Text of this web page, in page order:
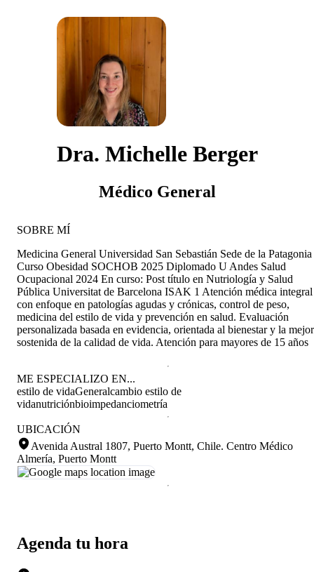
Dra. Michelle Berger
Médico General
Agenda tu hora
SOBRE MÍ
Medicina General Universidad San Sebastián Sede de la Patagonia
Curso Obesidad SOCHOB 2025 Diplomado U Andes Salud
Ocupacional 2024 En curso: Post título en Nutriología y Salud
Pública Universitat de Barcelona ISAK 1 Atención médica integral
con enfoque en patologías agudas y crónicas, control de peso,
medicina del estilo de vida y prevención en salud. Evaluación
personalizada basada en evidencia, orientada al bienestar y la
sostenida de la calidad de vida. Atención para mayores de 15 años
ME ESPECIALIZO EN...
estilo de vidaGeneralcambio estilo de
vidanutriciónbioimpedanciometría
UBICACIÓN
Avenida Austral 1807, Puerto Montt, Chile. Centro Médico
Almería, Puerto Montt